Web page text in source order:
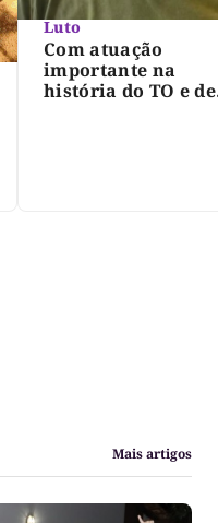
Luto
Com atuação
importante na
história do TO e de
Mais artigos